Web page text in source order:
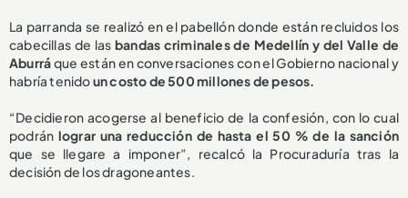
La parranda se realizó en el pabellón donde están recluidos los
cabecillas de las bandas criminales de Medellín y del Valle de
Aburráque están en conversaciones con el Gobierno nacional y
habría tenidoun costo de 500 millones de pesos.
“Decidieron acogerse al beneficio de la confesión, con lo cual
podrán lograr una reducción de hasta el 50 % de la sanción
que se llegare a imponer”, recalcó la Procuraduría tras la
decisión de los dragoneantes.